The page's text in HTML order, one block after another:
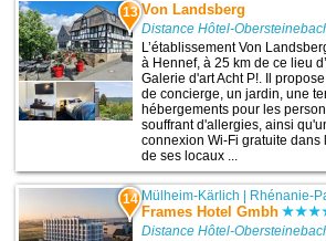
13 Von Landsberg
Distance Hôtel-
L’établissement Von
à Hennef, à 25 km de ce lieu
Galerie d'art Acht P!. Il
de concierge, un jardin, une
hébergements pour les
souffrant d'allergies, ainsi
connexion Wi-Fi gratuite dans
de ses locaux ...
14 Mülheim-Kärlich Rhénanie-
Frames Hotel Gmbh
Distance Hôtel-